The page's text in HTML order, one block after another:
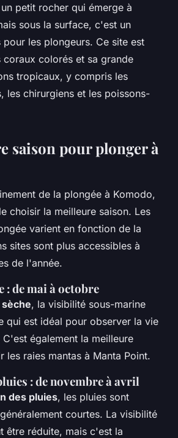
petit rocher qui émerge à
sous la surface, c'est un
les plongeurs. Ce site est
coraux colorés et sa grande
tropicaux, y compris les
les chirurgiens et les poissons-
saison pour plonger à
de la plongée à Komodo,
choisir la meilleure saison. Les
varient en fonction de la
sites sont plus accessibles à
de l'année.
: de mai à octobre
, la visibilité sous-marine
qui est idéal pour observer la vie
également la meilleure
les raies mantas à Manta Point.
: de novembre à avril
des pluies, les pluies sont
courtes. La visibilité
être réduite, mais c'est la